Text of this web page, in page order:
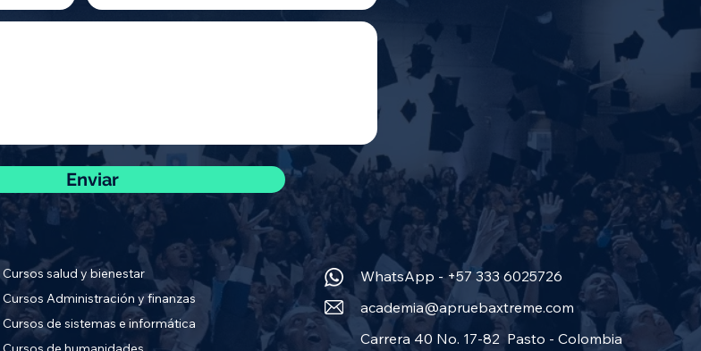
Enviar
Cursos salud y bienestar
Cursos Administración y finanzas
Cursos de sistemas e informática
WhatsApp - +57 333 6025726
academia@apruebaxtreme.com
Carrera 40 No. 17-82 Pasto - Colombia